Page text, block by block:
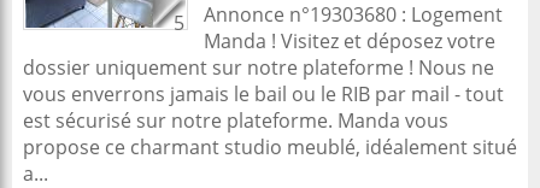
5
Annonce n°19303680 : Logement
Manda ! Visitez et déposez votre
dossier uniquement sur notre plateforme ! Nous ne
vous enverrons jamais le bail ou le RIB par mail - tout
est sécurisé sur notre plateforme. Manda vous
propose ce charmant studio meublé, idéalement situé
a...